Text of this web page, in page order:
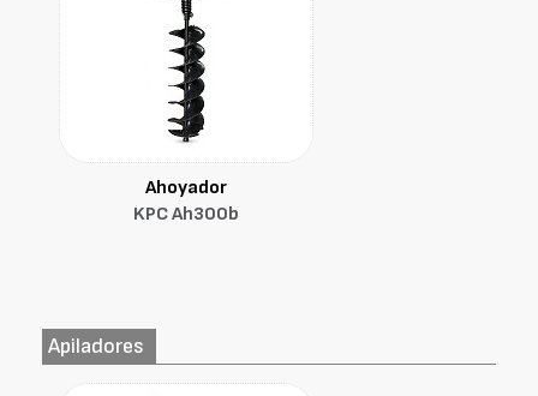
Ahoyador
KPC Ah300b
Apiladores